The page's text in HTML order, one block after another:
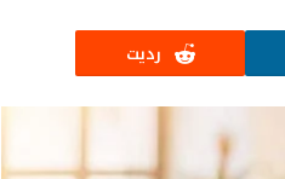
رديت